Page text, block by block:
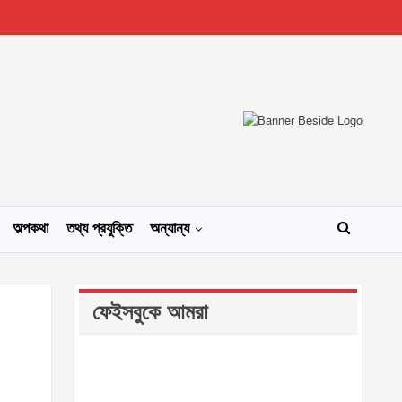
অল্পকথা তথ্য প্রযুক্তি অন্যান্য
ফেইসবুকে আমরা